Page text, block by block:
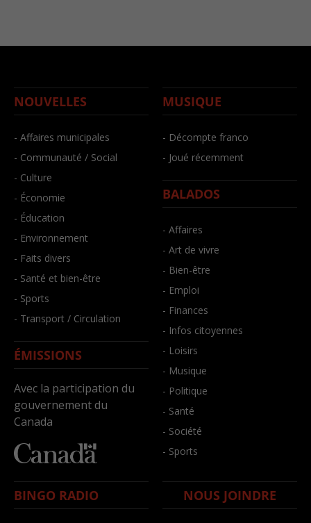
NOUVELLES
- Affaires municipales
- Communauté / Social
- Culture
- Économie
- Éducation
- Environnement
- Faits divers
- Santé et bien-être
- Sports
- Transport / Circulation
ÉMISSIONS
Avec la participation du
gouvernement du
Canada
MUSIQUE
- Décompte franco
- Joué récemment
BALADOS
- Affaires
- Art de vivre
- Bien-être
- Emploi
- Finances
- Infos citoyennes
- Loisirs
- Musique
- Politique
- Santé
- Société
- Sports
BINGO RADIO NOUS JOINDRE